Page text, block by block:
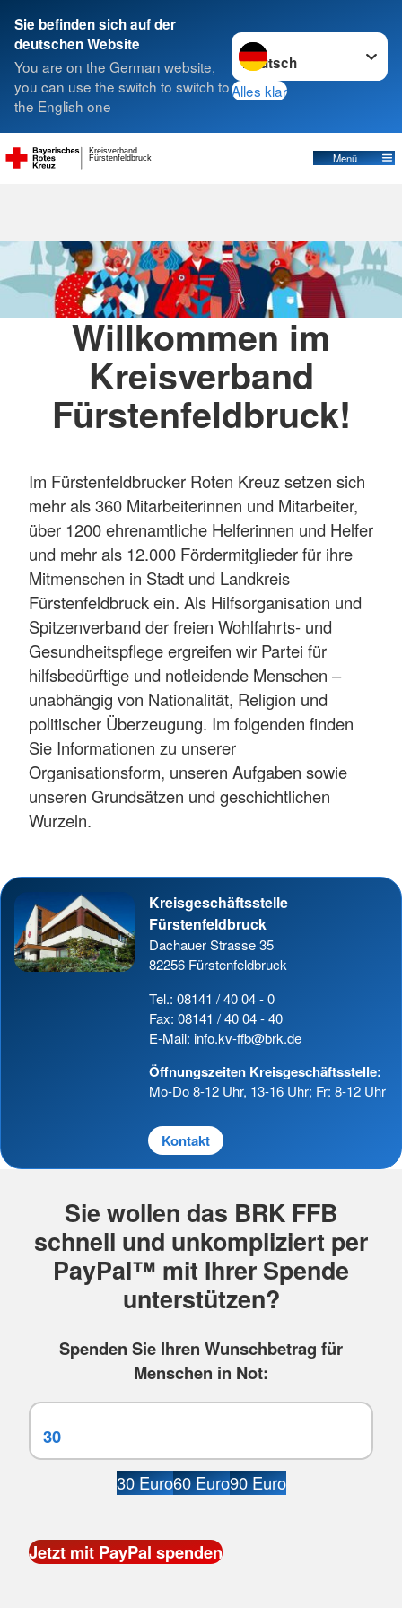
Sie befinden sich auf der
deutschen Website
You are on the German website,
you can use the switch to switch to
the English one
Sprache wechseln zu
Alles klar
Fürstenfeldbruck
Kreisverband
Menü
Suche
Willkommen im
Kreisverband
Fürstenfeldbruck!
Im Fürstenfeldbrucker Roten Kreuz setzen sich
mehr als 360 Mitarbeiterinnen und Mitarbeiter,
über 1200 ehrenamtliche Helferinnen und Helfer
und mehr als 12.000 Fördermitglieder für ihre
Mitmenschen in Stadt und Landkreis
Fürstenfeldbruck ein. Als Hilfsorganisation und
Spitzenverband der freien Wohlfahrts- und
Gesundheitspflege ergreifen wir Partei für
hilfsbedürftige und notleidende Menschen –
unabhängig von Nationalität, Religion und
politischer Überzeugung. Im folgenden finden
Sie Informationen zu unserer
Organisationsform, unseren Aufgaben sowie
unseren Grundsätzen und geschichtlichen
Wurzeln.
Kreisgeschäftsstelle
Fürstenfeldbruck
Dachauer Strasse 35
82256 Fürstenfeldbruck
Tel.: 08141 / 40 04 - 0
Fax: 08141 / 40 04 - 40
E-Mail: info.kv-ffb@brk.de
Öffnungszeiten Kreisgeschäftsstelle:
Mo-Do 8-12 Uhr, 13-16 Uhr; Fr: 8-12 Uhr
Kontakt
Sie wollen das BRK FFB
schnell und unkompliziert per
PayPal™ mit Ihrer Spende
unterstützen?
Spenden Sie Ihren Wunschbetrag für
Menschen in Not:
30 Euro60 Euro90 Euro